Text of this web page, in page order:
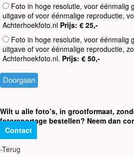
Foto in hoge resolutie, voor éénmalig
uitgave of voor éénmalige reproductie,
Achterhoekfoto.nl Prijs: € 25,-
Foto in hoge resolutie, voor éénmalig
uitgave of voor éénmalige reproductie,
Achterhoekfoto.nl. Prijs: € 50,-
Wilt u alle foto’s, in grootformaat,
fotoreportage bestellen? Neem dan
Contact
-Terug